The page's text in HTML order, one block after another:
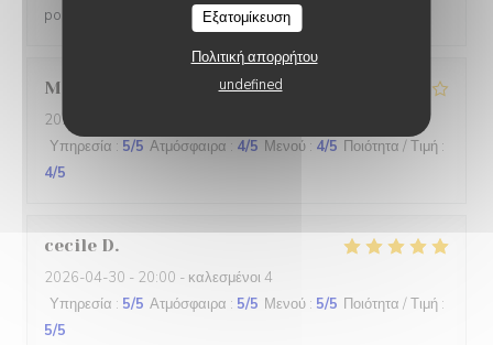
Εξατομίκευση
Πολιτική απορρήτου
undefined
possible et à l’écoute Je recommande vivement
Manon
2026-05-02
Υπηρεσία : 5/5 Ατμόσφαιρα : 4/5 Μενού : 4/5 Ποιότητα / Τιμή :
4/5
cecile D
2026-04-30 - 20:00 - καλεσμένοι 4
Υπηρεσία : 5/5 Ατμόσφαιρα : 5/5 Μενού : 5/5 Ποιότητα / Τιμή :
5/5